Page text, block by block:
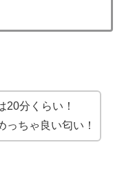
20分くらい！
っちゃ良い匂い！